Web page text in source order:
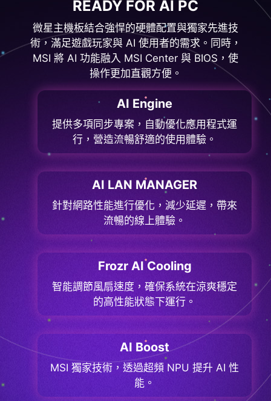
READY FOR AI PC
微星主機板結合強悍的硬體配置與獨家先進技
術，滿足遊戲玩家與 AI 使用者的需求。同時，
MSI 將 AI 功能融入 MSI Center 與 BIOS，使
操作更加直觀方便。
AI Engine
提供多項同步專案，自動優化應用程式運
行，營造流暢舒適的使用體驗。
AI LAN MANAGER
針對網路性能進行優化，減少延遲，帶來
流暢的線上體驗。
Frozr AI Cooling
智能調節風扇速度，確保系統在涼爽穩定
的高性能狀態下運行。
AI Boost
MSI 獨家技術，透過超頻 NPU 提升 AI 性
能。